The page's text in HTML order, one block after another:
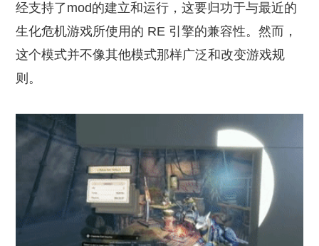
经支持了mod的建立和运行，这要归功于与最近的
生化危机游戏所使用的 RE 引擎的兼容性。然而，
这个模式并不像其他模式那样广泛和改变游戏规
则。